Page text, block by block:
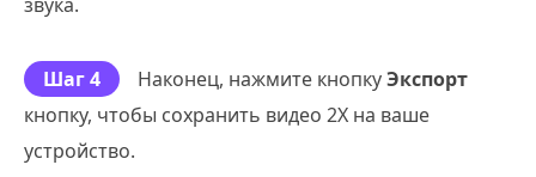
Шаг 4 Наконец, нажмите кнопкуЭкспорт
кнопку, чтобы сохранить видео 2X на ваше
устройство.